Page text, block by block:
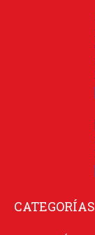
CATEGORÍAS